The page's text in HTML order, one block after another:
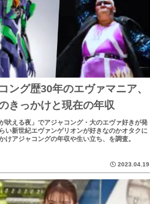
ング歴30年のエヴァマニア、
きっかけと現在の年収
吠える夜」でアジャコング・大のエヴァ好きが発
い新世紀エヴァンゲリオンが好きなのかオタクに
けアジャコングの年収や生い立ち、を調査。
2023.04.19